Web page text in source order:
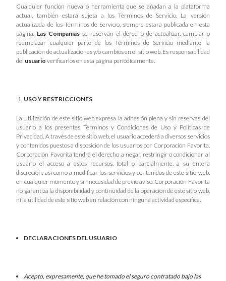
Cualquier función nueva o herramienta que se añadan a la plataforma
actual, también estará sujeta a los Términos de Servicio. La versión
actualizada de los Términos de Servicio, siempre estará publicada en esta
página. Las Compañías se reservan el derecho de actualizar, cambiar o
reemplazar cualquier parte de los Términos de Servicio mediante la
publicación de actualizaciones y/o cambios en el sitio web. Es responsabilidad
del usuario verificarlos en esta página periódicamente.
USO Y RESTRICCIONES
La utilización de este sitio web expresa la adhesión plena y sin reservas del
usuario a los presentes Términos y Condiciones de Uso y Políticas de
Privacidad. A través de este sitio web, el usuario accederá a diversos servicios
y contenidos puestos a disposición de los usuarios por Corporación Favorita.
Corporación Favorita tendrá el derecho a negar, restringir o condicionar al
usuario el acceso a estos recursos, total o parcialmente, a su entera
discreción, así como a modificar los servicios y contenidos de este sitio web,
en cualquier momento y sin necesidad de previo aviso. Corporación Favorita
no garantiza la disponibilidad y continuidad de la operación de este sitio web,
ni la utilidad de este sitio web en relación con ninguna actividad específica.
DECLARACIONES DEL USUARIO
Acepto, expresamente, que he tomado el seguro contratado bajo las